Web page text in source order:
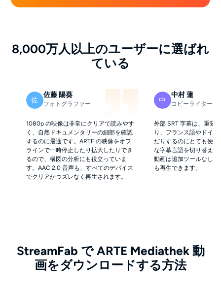
8,000万人以上のユーザーに選ばれ
ている
佐
佐藤 陽葵
フォトグラファー
1080p の映像は非常にクリアで読みやす
く、自然ドキュメンタリーの細部を確認
するのに最適です。ARTE の映像をオフ
ラインで一時停止したり拡大したりでき
るので、構図の分析にも役立っていま
す。AAC 2.0 音声も、すべてのデバイス
でクリアかつズレなく再生されます。
中
中村 蓮
コピーライター
外部 SRT 字幕は、重要
り、フランス語やドイ
だりするのにとても便利
な字幕言語を切り替えら
動画は追加ツールなしで
も再生できます。
StreamFab で ARTE Mediathek 動
画をダウンロードする方法